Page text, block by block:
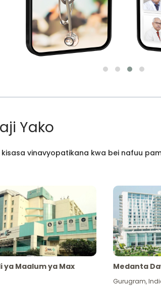
Yako
kisasa vinavyopatikana kwa bei nafuu
ya Maalum ya Max
Medanta
Gurugram,